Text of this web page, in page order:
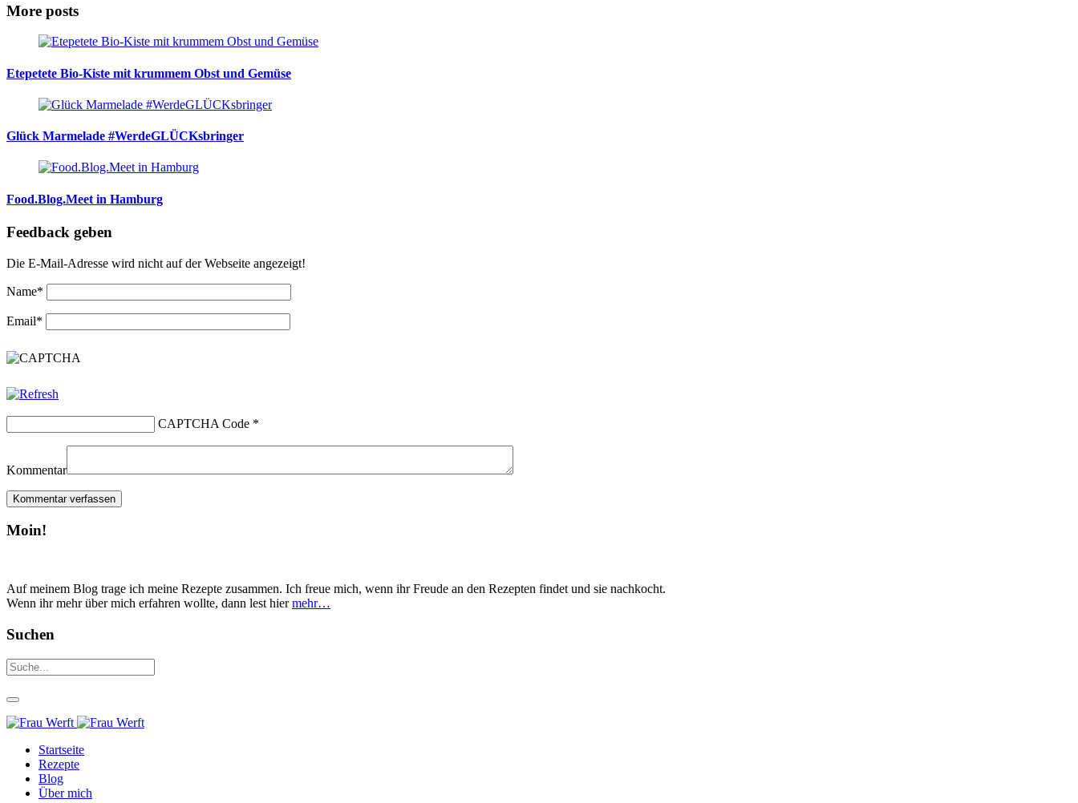
More posts
Etepetete Bio-Kiste mit krummem Obst und Gemüse
Glück Marmelade #WerdeGLÜCKsbringer
Food.Blog.Meet in Hamburg
Feedback geben
Die E-Mail-Adresse wird nicht auf der Webseite angezeigt!
Name*
Email*
CAPTCHA Code *
Kommentar
Moin!
Auf meinem Blog trage ich meine Rezepte zusammen. Ich freue mich, wenn ihr Freude an den Rezepten findet und sie nachkocht.
Wenn ihr mehr über mich erfahren wollte, dann lest hiermehr…
Suchen
Startseite
Rezepte
Blog
Über mich